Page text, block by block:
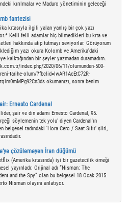
kırılmalar ve Maduro yönetiminin geleceği
fantezisi
kıtasıyla ilgili yalan yanlış bir çok yazı
Kelli felli adamlar hiç bilmedikleri bu kıta ve
hakkında atıp tutmayı seviyorlar. Görüyorum
yazı okura Kolomb ve Amerika’daki
kalktığından bir şeyler yazmadan duramadım.
index.php/2020/06/11/olumunden-500-
tarihe-olum/?fbclid=IwAR1AcEtC72R-
okumanızı, sonra benim
Ernesto Cardenal
şair ve din adamı Ernesto Cardenal, 95.
söylemenin tek yolu' diyen Cardenal'ın
belgesel tadındaki 'Hora Cero / Saat Sıfır' şiiri,
çözülemeyen İran düğümü
(Amerika kıtasında) iyi bir gazetecilik örneği
yayınladı: Orijinal adı “Nisman: The
and the Spy” olan bu belgesel 18 Ocak 2015
Nisman olayını anlatıyor.